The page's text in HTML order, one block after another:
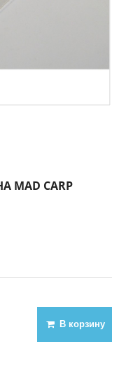
MAD CARP
В корзину